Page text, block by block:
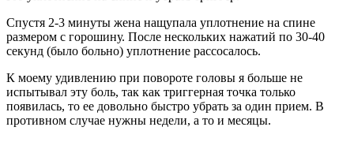
Спустя 2-3 минуты жена нащупала уплотнение на спине
размером с горошину. После нескольких нажатий по 30-40
секунд (было больно) уплотнение рассосалось.
К моему удивлению при повороте головы я больше не
испытывал эту боль, так как триггерная точка только
появилась, то ее довольно быстро убрать за один прием. В
противном случае нужны недели, а то и месяцы.